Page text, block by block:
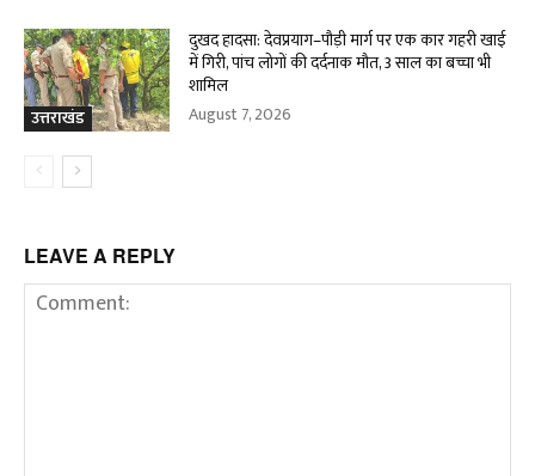
उत्तराखंड
दुखद हादसा: देवप्रयाग–पौड़ी मार्ग पर एक कार गहरी खाई
में गिरी, पांच लोगों की दर्दनाक मौत, 3 साल का बच्चा भी
शामिल
August 7, 2026
LEAVE A REPLY